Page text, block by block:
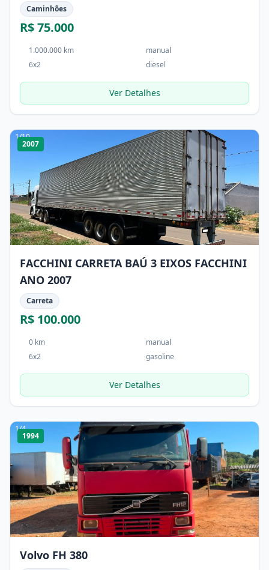
Caminhões
R$ 75.000
1.000.000 km
manual
6x2
diesel
Ver Detalhes
1/10
2007
FACCHINI CARRETA BAÚ 3 EIXOS FACCHINI
ANO 2007
Carreta
R$ 100.000
0 km
manual
6x2
gasoline
Ver Detalhes
1/4
1994
Volvo FH 380